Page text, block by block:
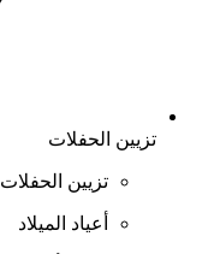
تزيين الحفلات
تزيين الحفلات
أعياد الميلاد